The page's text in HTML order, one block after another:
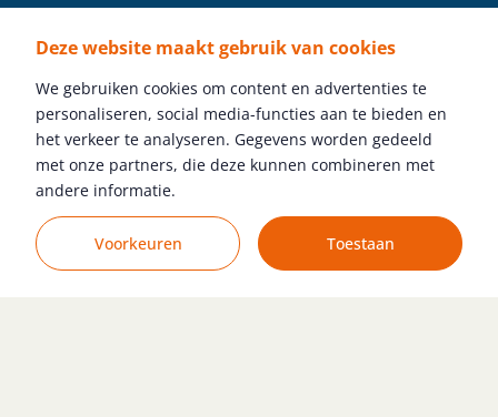
Deze website maakt gebruik van cookies
We gebruiken cookies om content en advertenties te
personaliseren, social media-functies aan te bieden en
het verkeer te analyseren. Gegevens worden gedeeld
met onze partners, die deze kunnen combineren met
andere informatie.
Voorkeuren Toestaan